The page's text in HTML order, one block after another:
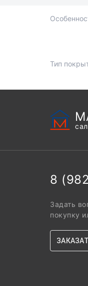
Тип
8
Задать
покупку